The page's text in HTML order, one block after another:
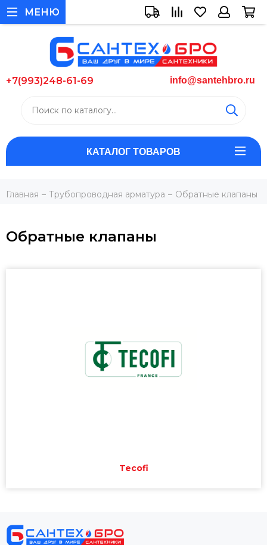
+7(993)248-61-69 info@santehbro.ru
КАТАЛОГ ТОВАРОВ
МЕНЮ
Главная Трубопроводная арматура Обратные клапаны
Обратные клапаны
Tecofi